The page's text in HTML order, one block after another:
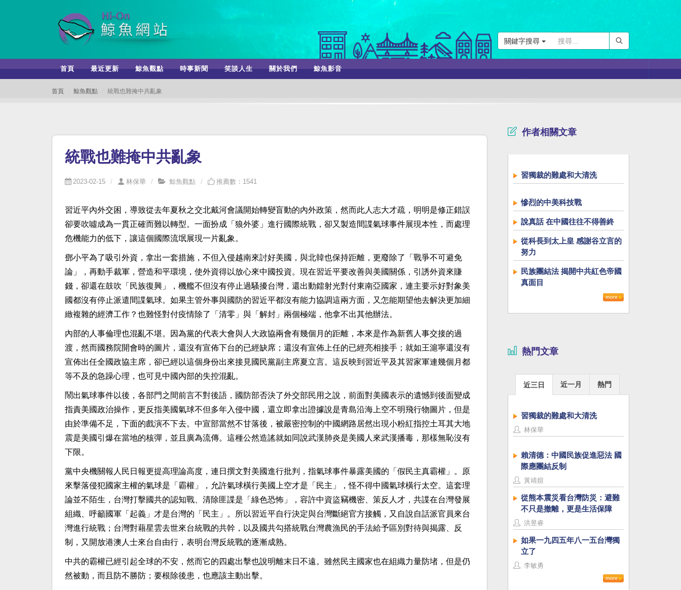
關鍵字搜尋
首頁 最近更新 鯨魚觀點 時事新聞 笑談人生 關於我們 鯨魚影音
首頁 鯨魚觀點 統戰也難掩中共亂象
統戰也難掩中共亂象
2023-02-15 林保華 鯨魚觀點 推薦數：1541
習近平內外交困，導致從去年夏秋之交北戴河會議開始轉變盲動的內外政策，然而此人志大才疏，明明是修正錯誤
卻要吹噓成為一貫正確而難以轉型。一面扮成「狼外婆」進行國際統戰，卻又製造間諜氣球事件展現本性，而處理
危機能力的低下，讓這個國際流氓展現一片亂象。
鄧小平為了吸引外資，拿出一套措施，不但入侵越南來討好美國，與北韓也保持距離，更廢除了「戰爭不可避免
論」，再動手裁軍，營造和平環境，使外資得以放心來中國投資。現在習近平要改善與美國關係，引誘外資來賺
錢，卻還在鼓吹「民族復興」，機艦不但沒有停止過騷擾台灣，還出動鐳射光對付東南亞國家，連主要示好對象美
國都沒有停止派遣間諜氣球。如果主管外事與國防的習近平都沒有能力協調這兩方面，又怎能期望他去解決更加細
緻複雜的經濟工作？也難怪對付疫情除了「清零」與「解封」兩個極端，他拿不出其他辦法。
內部的人事倫理也混亂不堪。因為黨的代表大會與人大政協兩會有幾個月的距離，本來是作為新舊人事交接的過
渡，然而國務院開會時的圖片，還沒有宣佈下台的已經缺席；還沒有宣佈上任的已經亮相接手；就如王滬寧還沒有
宣佈出任全國政協主席，卻已經以這個身份出來接見國民黨副主席夏立言。這反映到習近平及其習家軍連幾個月都
等不及的急躁心理，也可見中國內部的失控混亂。
鬧出氣球事件以後，各部門之間前言不對後語，國防部否決了外交部民用之說，前面對美國表示的遺憾到後面變成
指責美國政治操作，更反指美國氣球不但多年入侵中國，還立即拿出證據說是青島沿海上空不明飛行物圖片，但是
由於準備不足，下面的戲演不下去。中宣部當然不甘落後，被嚴密控制的中國網路居然出現小粉紅指控土耳其大地
震是美國引爆在當地的核彈，並且廣為流傳。這種公然造謠就如同說武漢肺炎是美國人來武漢播毒，那樣無恥沒有
下限。
黨中央機關報人民日報更提高理論高度，連日撰文對美國進行批判，指氣球事件暴露美國的「假民主真霸權」。原
來擊落侵犯國家主權的氣球是「霸權」，允許氣球橫行美國上空才是「民主」，怪不得中國氣球橫行太空。這套理
論並不陌生，台灣打擊國共的認知戰、清除匪諜是「綠色恐怖」，容許中資盜竊機密、策反人才，共諜在台灣發展
組織、呼籲國軍「起義」才是台灣的「民主」。所以習近平自行決定與台灣斷絕官方接觸，又自說自話派官員來台
灣進行統戰；台灣對藉星雲去世來台統戰的共幹，以及國共勾搭統戰台灣農漁民的手法給予區別對待與揭露、反
制，又開放港澳人士來台自由行，表明台灣反統戰的逐漸成熟。
中共的霸權已經引起全球的不安，然而它的四處出擊也說明離末日不遠。雖然民主國家也在組織力量防堵，但是仍
然被動，而且防不勝防；要根除後患，也應該主動出擊。
作者相關文章
習獨裁的難處和大清洗
慘烈的中美科技戰
說真話 在中國往往不得善終
從科長到太上皇 感謝谷立言的
努力
民族團結法 揭開中共紅色帝國
真面目
熱門文章
近三日 近一月 熱門
習獨裁的難處和大清洗
林保華
賴清德：中國民族促進惡法 國
際應團結反制
黃靖媗
從熊本震災看台灣防災：避難
不只是撤離，更是生活保障
洪昱睿
如果一九四五年八一五台灣獨
立了
李敏勇